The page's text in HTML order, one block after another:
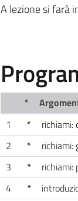
A lezione si farà
*
1
*
richiami:
2
*
richiami:
3
*
richiami:
4
*